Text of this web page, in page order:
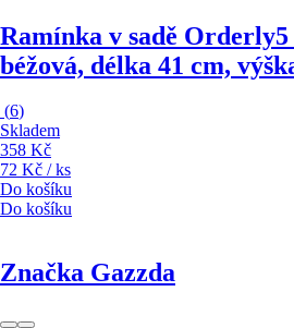
Ramínka v sadě Orderly
béžová, délka 41 cm,
(6)
Skladem
358 Kč
72 Kč / ks
Do košíku
Do košíku
Značka Gazzda